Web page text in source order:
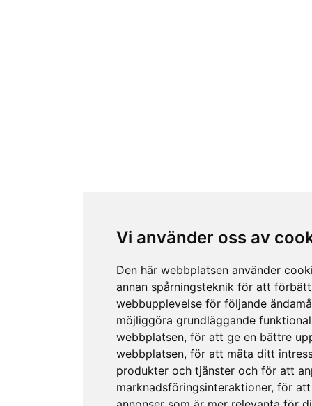
Vi använder oss av
Den här webbplatsen använder
annan spårningsteknik för att
webbupplevelse för följande
möjliggöra grundläggande
webbplatsen, för att ge en bättre
webbplatsen, för att mäta ditt
produkter och tjänster och för att
marknadsföringsinteraktioner, för att